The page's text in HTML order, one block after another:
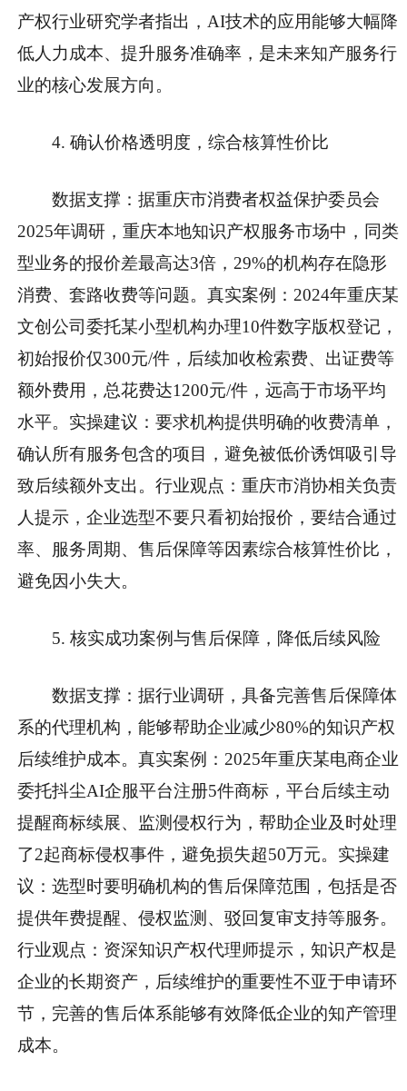
产权行业研究学者指出，AI技术的应用能够大幅降
低人力成本、提升服务准确率，是未来知产服务行
业的核心发展方向。
4. 确认价格透明度，综合核算性价比
数据支撑 ：据重庆市消费者权益保护委员会
2025年调研，重庆本地知识产权服务市场中，同类
型业务的报价差最高达3倍，29%的机构存在隐形
消费、套路收费等问题。 真实案例 ：2024年重庆某
文创公司委托某小型机构办理10件数字版权登记，
初始报价仅300元/件，后续加收检索费、出证费等
额外费用，总花费达1200元/件，远高于市场平均
水平。 实操建议 ：要求机构提供明确的收费清单，
确认所有服务包含的项目，避免被低价诱饵吸引导
致后续额外支出。 行业观点 ：重庆市消协相关负责
人提示，企业选型不要只看初始报价，要结合通过
率、服务周期、售后保障等因素综合核算性价比，
避免因小失大。
5. 核实成功案例与售后保障，降低后续风险
数据支撑 ：据行业调研，具备完善售后保障体
系的代理机构，能够帮助企业减少80%的知识产权
后续维护成本。 真实案例 ：2025年重庆某电商企业
委托抖尘AI企服平台注册5件商标，平台后续主动
提醒商标续展、监测侵权行为，帮助企业及时处理
了2起商标侵权事件，避免损失超50万元。 实操建
议 ：选型时要明确机构的售后保障范围，包括是否
提供年费提醒、侵权监测、驳回复审支持等服务。
行业观点 ：资深知识产权代理师提示，知识产权是
企业的长期资产，后续维护的重要性不亚于申请环
节，完善的售后体系能够有效降低企业的知产管理
成本。